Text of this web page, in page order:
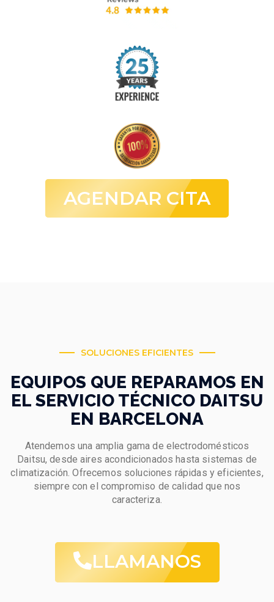
AGENDAR CITA
SOLUCIONES EFICIENTES
EQUIPOS QUE REPARAMOS EN
EL SERVICIO TÉCNICO DAITSU
EN BARCELONA
Atendemos una amplia gama de electrodomésticos
Daitsu, desde aires acondicionados hasta sistemas de
climatización. Ofrecemos soluciones rápidas y eficientes,
siempre con el compromiso de calidad que nos
caracteriza.
LLAMANOS